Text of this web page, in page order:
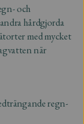
och
hårdgjorda
med mycket
när
regn-